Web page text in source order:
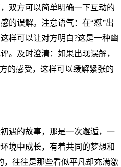
双方可以简单明确一下互动的
的误解。注意语气：在“怼”出
样可以让对方明白?这是一种幽
。及时澄清：如果出现误解，
的感受，这样可以缓解紧张的
遇的故事，那是一次邂逅，一
境中成长，有着共同的梦想和
，往往是那些看似平凡却充满激